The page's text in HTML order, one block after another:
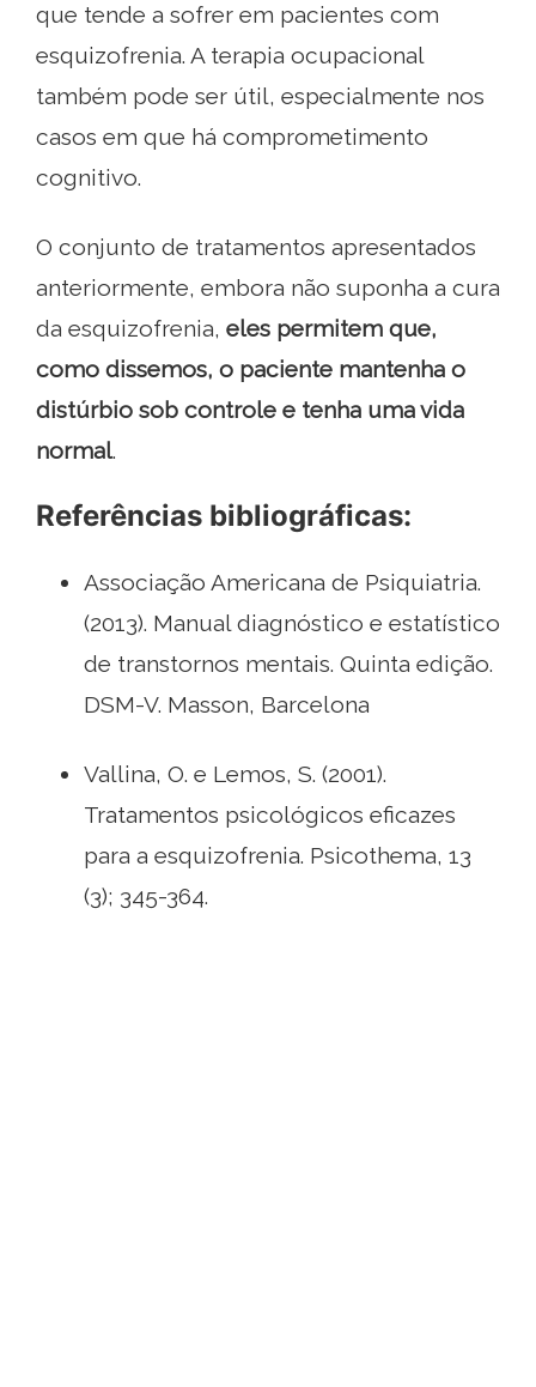
que tende a sofrer em pacientes com
esquizofrenia. A terapia ocupacional
também pode ser útil, especialmente nos
casos em que há comprometimento
cognitivo.
O conjunto de tratamentos apresentados
anteriormente, embora não suponha a cura
da esquizofrenia, eles permitem que,
como dissemos, o paciente mantenha o
distúrbio sob controle e tenha uma vida
normal.
Referências bibliográficas:
Associação Americana de Psiquiatria.
(2013). Manual diagnóstico e estatístico
de transtornos mentais. Quinta edição.
DSM-V. Masson, Barcelona
Vallina, O. e Lemos, S. (2001).
Tratamentos psicológicos eficazes
para a esquizofrenia. Psicothema, 13
(3); 345-364.